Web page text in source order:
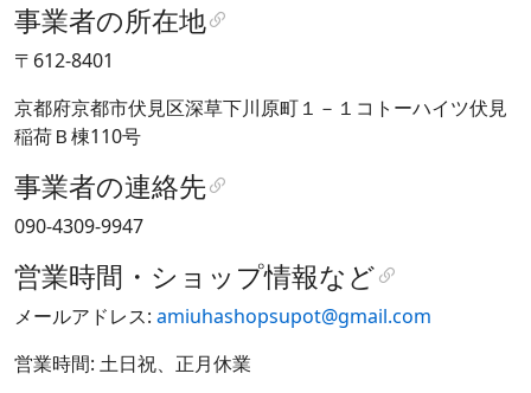
事業者の所在地
〒612-8401
京都府京都市伏見区深草下川原町１－１コトーハイツ伏見
稲荷Ｂ棟110号
事業者の連絡先
090-4309-9947
営業時間・ショップ情報など
メールアドレス: amiuhashopsupot@gmail.com
営業時間: 土日祝、正月休業